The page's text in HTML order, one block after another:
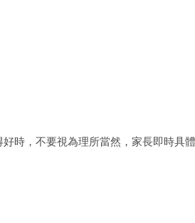
時，不要視為理所當然，家長即時具體